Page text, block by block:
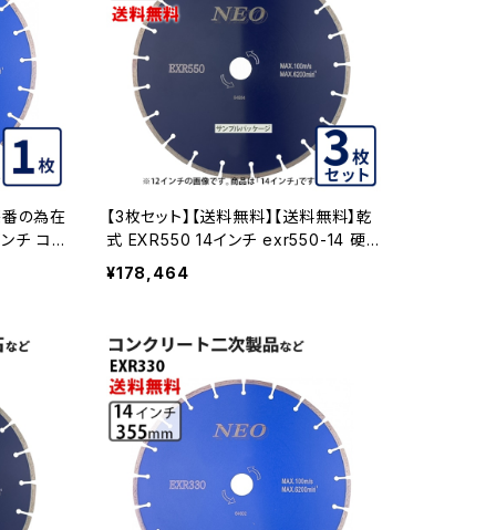
番の為在
チ コン
イヤモ
ー 刃 e
【3枚セット】【送料無料】【送料無料】乾
式 EXR550 14インチ exr550-14 硬
質コンクリート・みかげ石など EXR55
0-14-03
¥178,464